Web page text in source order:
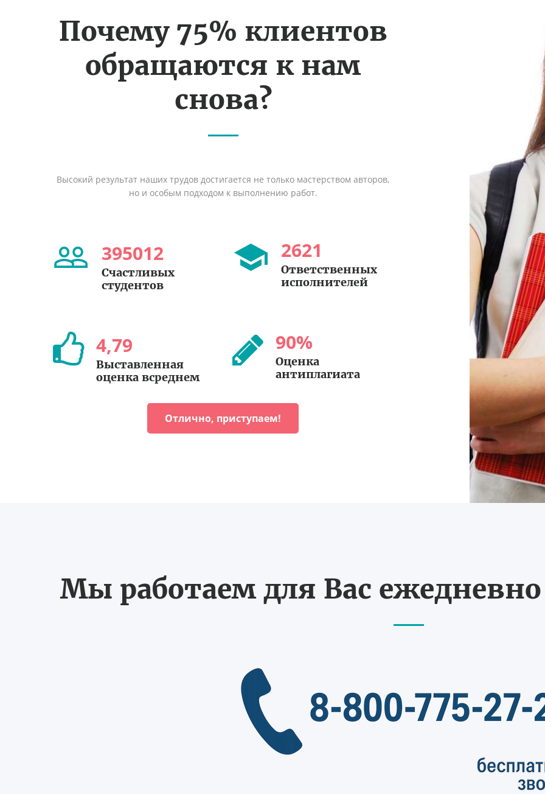
Почему 75% клиентов
обращаются к нам
снова?
Высокий результат наших трудов достигается не только мастерством авторов,
но и особым подходом к выполнению работ.
395012
Счастливых
студентов
2621
Ответственных
исполнителей
4,79
Выставленная
оценка всреднем
90%
Оценка
антиплагиата
Отлично, приступаем!
Мы работаем для Вас ежедневно